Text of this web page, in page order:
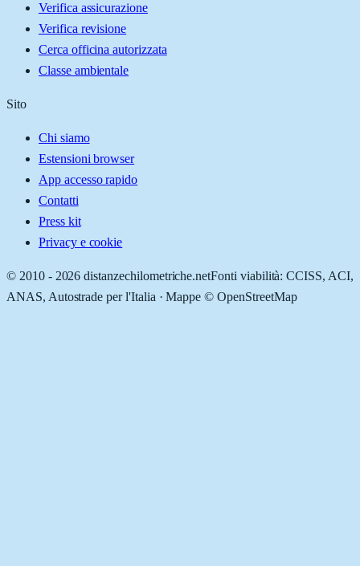
Verifica assicurazione
Verifica revisione
Cerca officina autorizzata
Classe ambientale
Sito
Chi siamo
Estensioni browser
App accesso rapido
Contatti
Press kit
Privacy e cookie
© 2010 - 2026 distanzechilometriche.netFonti viabilità: CCISS, ACI,
ANAS, Autostrade per l'Italia · Mappe © OpenStreetMap